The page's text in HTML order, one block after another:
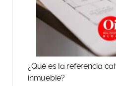
¿Qué es la referencia
inmueble?